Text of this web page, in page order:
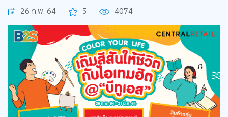
26 ก.พ. 64 5 4074